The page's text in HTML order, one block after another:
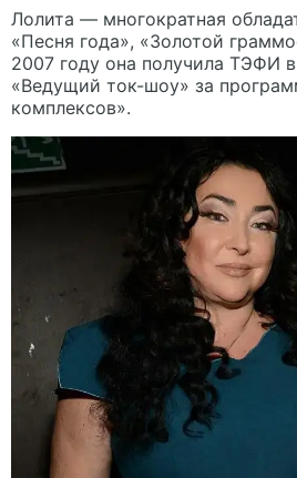
Лолита — многократная
«Песня года», «Золотой
2007 году она получила ТЭФИ
«Ведущий ток-шоу» за
комплексов».